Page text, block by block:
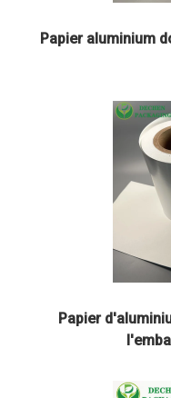
Papier aluminium
Papier